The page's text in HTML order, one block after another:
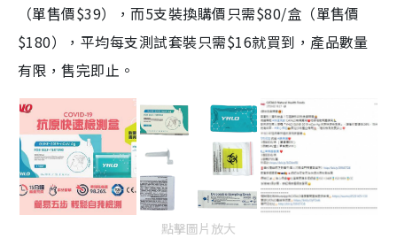
（單售價$39），而5支裝換購價只需$80/盒（單售價
$180），平均每支測試套裝只需$16就買到，產品數量
有限，售完即止。
點擊圖片放大